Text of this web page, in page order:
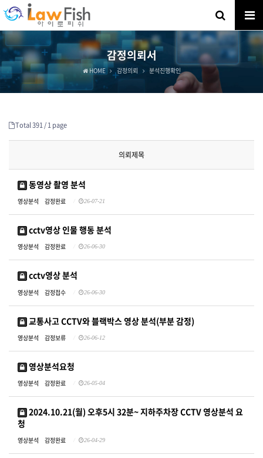
감정의뢰서
HOME 감정의뢰 분석진행확인
Total 391 /1 page
의뢰제목
동영상 촬영 분석
영상분석 감정완료 26-07-21
cctv영상 인물 행동 분석
영상분석 감정완료 26-06-30
cctv영상 분석
영상분석 감정접수 26-06-30
교통사고 CCTV와 블랙박스 영상 분석(부분 감정)
영상분석 감정보류 26-06-12
영상분석요청
영상분석 감정완료 26-05-04
2024.10.21(월) 오후5시 32분~ 지하주차장 CCTV 영상분석 요
청
영상분석 감정완료 26-04-29